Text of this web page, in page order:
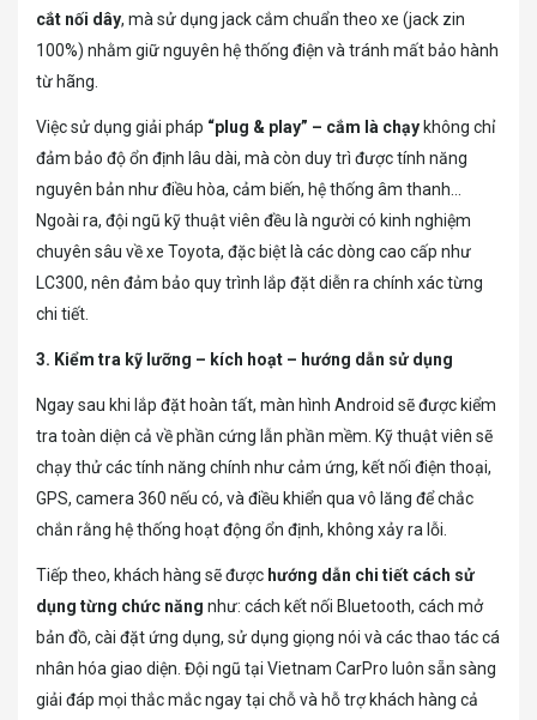
cắt nối dây, mà sử dụng jack cắm chuẩn theo xe (jack zin
100%) nhằm giữ nguyên hệ thống điện và tránh mất bảo hành
từ hãng.
Việc sử dụng giải pháp “plug & play” – cắm là chạy không chỉ
đảm bảo độ ổn định lâu dài, mà còn duy trì được tính năng
nguyên bản như điều hòa, cảm biến, hệ thống âm thanh…
Ngoài ra, đội ngũ kỹ thuật viên đều là người có kinh nghiệm
chuyên sâu về xe Toyota, đặc biệt là các dòng cao cấp như
LC300, nên đảm bảo quy trình lắp đặt diễn ra chính xác từng
chi tiết.
3. Kiểm tra kỹ lưỡng – kích hoạt – hướng dẫn sử dụng
Ngay sau khi lắp đặt hoàn tất, màn hình Android sẽ được kiểm
tra toàn diện cả về phần cứng lẫn phần mềm. Kỹ thuật viên sẽ
chạy thử các tính năng chính như cảm ứng, kết nối điện thoại,
GPS, camera 360 nếu có, và điều khiển qua vô lăng để chắc
chắn rằng hệ thống hoạt động ổn định, không xảy ra lỗi.
Tiếp theo, khách hàng sẽ được hướng dẫn chi tiết cách sử
dụng từng chức năng như: cách kết nối Bluetooth, cách mở
bản đồ, cài đặt ứng dụng, sử dụng giọng nói và các thao tác cá
nhân hóa giao diện. Đội ngũ tại Vietnam CarPro luôn sẵn sàng
giải đáp mọi thắc mắc ngay tại chỗ và hỗ trợ khách hàng cả